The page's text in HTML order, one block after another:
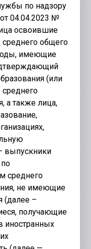
по надзору
04.04.2023 №
освоившие
общего
имеющие
(или
а также лица,
выпускники
среднего
не имеющие
(далее –
получающие
иностранных